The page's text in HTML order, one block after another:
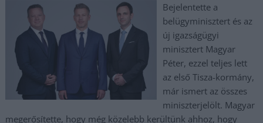
Bejelentette a
belügyminisztert és az
új igazságügyi
minisztert Magyar
Péter, ezzel teljes lett
az első Tisza-kormány,
már ismert az összes
miniszterjelölt. Magyar
megerősítette, hogy még közelebb kerültünk ahhoz, hogy